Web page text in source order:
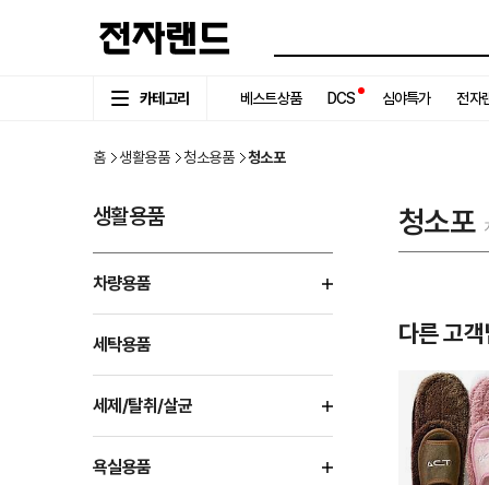
카테고리 베스트상품 DCS 심야특가 전자
홈 생활용품 청소용품 청소포
생활용품
차량용품
세탁용품
세제/탈취/살균
욕실용품
청소포
다른 고